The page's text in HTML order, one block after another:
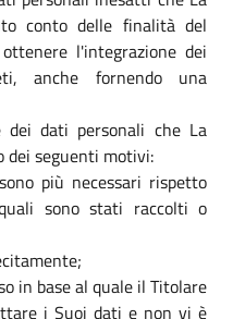
conto delle finalità del
l'integrazione dei
anche fornendo una
dei dati personali che La
dei seguenti motivi:
più necessari rispetto
sono stati raccolti o
in base al quale il Titolare
i Suoi dati e non vi è